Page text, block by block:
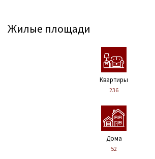
Жилые площади
Kвартиры
236
Дома
52